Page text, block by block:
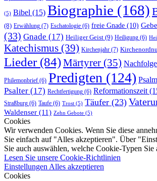
(5) Bibel (15) Biographie (168)
(8) Erwählung (7) Eschatologie (6) freie Gnade (10)
(33) Gnade (17) Heiliger Geist (9) Heiligung (6)
Katechismus (39) Kirchenjahr (7)
Lieder(84)Märtyrer (35) Nachfolge
Philemonbrief (6) Predigten (124)
Psalter (17) Rechtfertigung (6) Reformationszeit
Straßburg (6) Taufe (6) Trost (5) Täufer (23)
Waldenser (11) Zehn Gebote (5)
Cookies
Wir verwenden Cookies. Wenn Sie diese
Sie einfach auf "Alles akzeptieren". Über
Sie auch auswählen, welche Cookie-Typen Sie
Lesen Sie unsere Cookie-Richtlinien
Einstellungen Alles akzeptieren
Cookies